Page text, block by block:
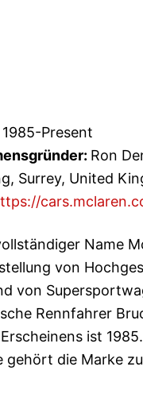
1985-Present
Ron
Surrey, United
Name
von
von
Rennfahrer
ist
gehört die Marke